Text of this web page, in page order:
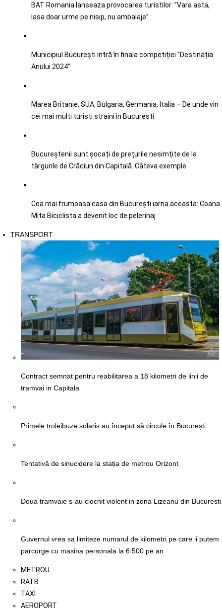
BAT Romania lanseaza provocarea turistilor: ”Vara asta,
lasa doar urme pe nisip, nu ambalaje”
Municipiul București intră în finala competiției ”Destinația
Anului 2024”
Marea Britanie, SUA, Bulgaria, Germania, Italia – De unde vin
cei mai multi turisti straini in Bucuresti
Bucureștenii sunt șocați de prețurile nesimțite de la
târgurile de Crăciun din Capitală. Câteva exemple
Cea mai frumoasa casa din București iarna aceasta: Coana
Mita Biciclista a devenit loc de pelerinaj
TRANSPORT
Contract semnat pentru reabilitarea a 18 kilometri de linii de
tramvai in Capitala
Primele troleibuze solaris au început să circule în București
Tentativă de sinucidere la stația de metrou Orizont
Doua tramvaie s-au ciocnit violent in zona Lizeanu din Bucuresti
Guvernul vrea sa limiteze numarul de kilometri pe care ii putem
parcurge cu masina personala la 6.500 pe an
METROU
RATB
TAXI
AEROPORT